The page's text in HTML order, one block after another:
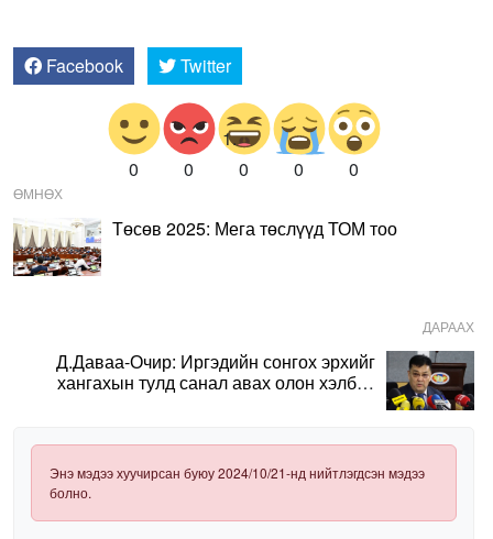
Facebook Twitter
0 0 0 0 0
ӨМНӨХ
Төсөв 2025: Мега төслүүд ТОМ тоо
ДАРААХ
Д.Даваа-Очир: Иргэдийн сонгох эрхийг
хангахын тулд санал авах олон хэлбэр
Энэ мэдээ хуучирсан буюу 2024/10/21-нд нийтлэгдсэн мэдээ
болно.